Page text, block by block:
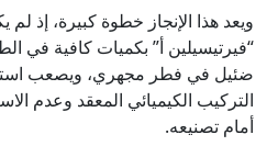
ويعد هذا الإنجاز خطوة كبيرة، إذ لم
“فيرتيسيلين أ” بكميات كافية في
ضئيل في فطر مجهري، ويصعب
التركيب الكيميائي المعقد وعدم
أمام تصنيعه.